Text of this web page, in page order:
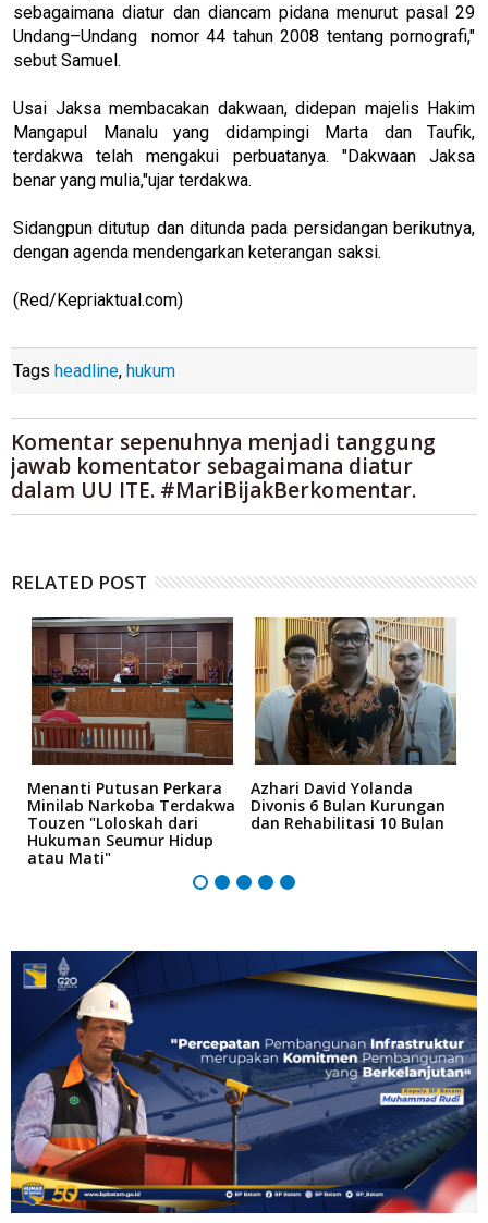
sebagaimana diatur dan diancam pidana menurut pasal 29
Undang–Undang nomor 44 tahun 2008 tentang pornografi,"
sebut Samuel.
Usai Jaksa membacakan dakwaan, didepan majelis Hakim
Mangapul Manalu yang didampingi Marta dan Taufik,
terdakwa telah mengakui perbuatanya. "Dakwaan Jaksa
benar yang mulia,"ujar terdakwa.
Sidangpun ditutup dan ditunda pada persidangan berikutnya,
dengan agenda mendengarkan keterangan saksi.
(Red/Kepriaktual.com)
Tags headline, hukum
Komentar sepenuhnya menjadi tanggung
jawab komentator sebagaimana diatur
dalam UU ITE. #MariBijakBerkomentar.
RELATED POST
Menanti Putusan Perkara
Minilab Narkoba Terdakwa
Touzen "Loloskah dari
Hukuman Seumur Hidup
atau Mati"
Azhari David Yolanda
Divonis 6 Bulan Kurungan
dan Rehabilitasi 10 Bulan